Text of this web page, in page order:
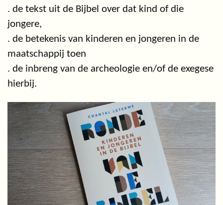
. de tekst uit de Bijbel over dat kind of die
jongere,
. de betekenis van kinderen en jongeren in de
maatschappij toen
. de inbreng van de archeologie en/of de exegese
hierbij.